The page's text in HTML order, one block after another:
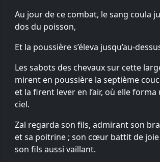
Au jour de ce combat, le sang coula
dos du poisson,
Et la poussière s’éleva jusqu’au-
Les sabots des chevaux sur cette
mirent en poussière la septième
et la firent lever en l’air, où elle
ciel.
Zal regarda son fils, admirant son
et sa poitrine ; son cœur battit de joie
son fils aussi vaillant.